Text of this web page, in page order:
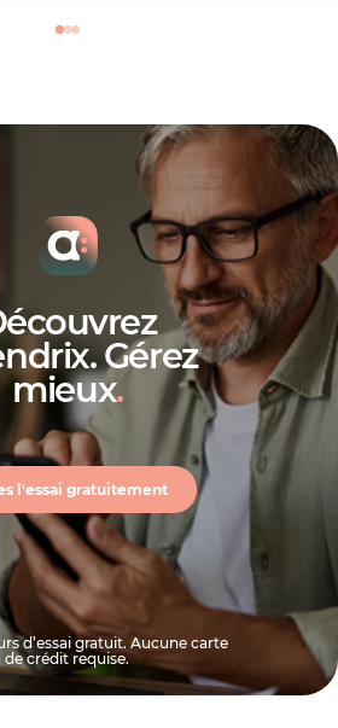
Gérez
mieux.
l'essai gratuitement
d’essai gratuit. Aucune carte
de crédit requise.